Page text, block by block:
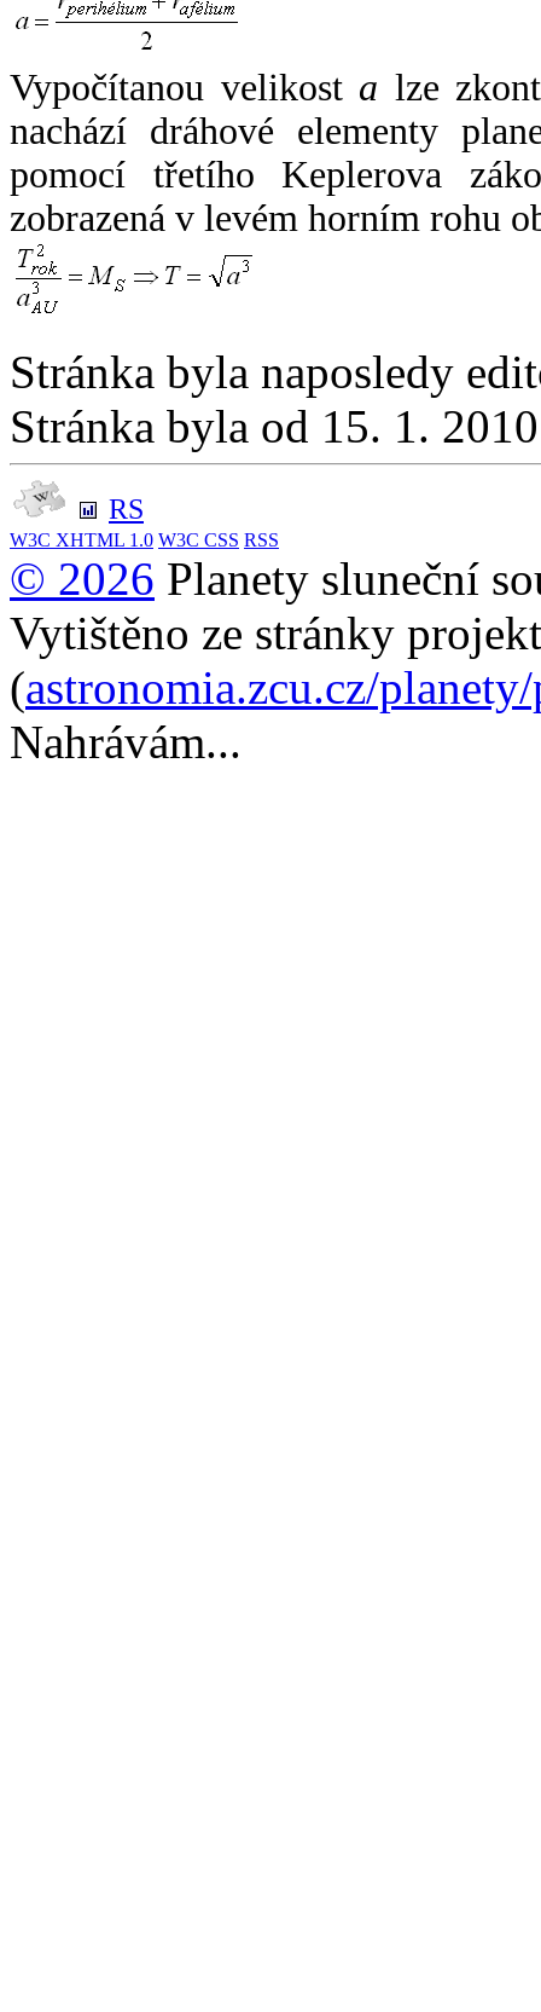
Vypočítanou velikost a lze
nachází dráhové elementy
pomocí třetího Keplerova
zobrazená v levém horním rohu
Stránka byla naposledy
Stránka byla od 15. 1.
RS
W3C XHTML 1.0 W3C CSS RSS
© 2026 Planety sluneční
Vytištěno ze stránky
(astronomia.zcu.cz/
Nahrávám...